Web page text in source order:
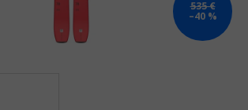
535 €
–40 %